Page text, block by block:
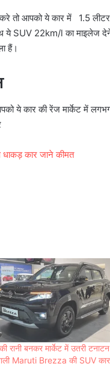
तो आपको ये कार में 1.5
SUV 22km/l का माइलेज देने
हैं।
ये कार की रेंज मार्केट में
कार जाने कीमत
रानी बनकर मार्केट में उतरी टनाटन
Maruti Brezza की SUV कार